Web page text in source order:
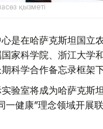
қызметі
是在哈萨克斯坦国立
家科学院、浙江大学
科学合作备忘录框架下
验室将成为哈萨克斯
一健康”理念领域开展